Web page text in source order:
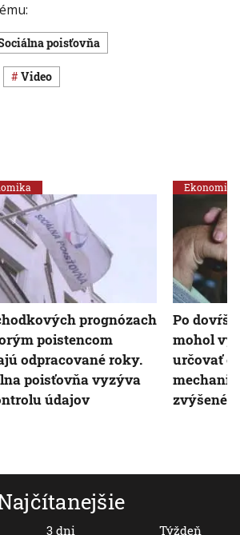
Sociálna poisťovňa
Video
3 dni Týždeň
prognózach
poistencom
odpracované roky.
poisťovňa vyzýva
údajov
Ekonomika
Po
mohol
určovať
zvýšené